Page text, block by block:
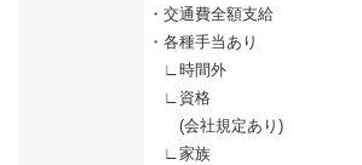
・交通費全額支給
・各種手当あり
∟時間外
∟資格
(会社規定あり)
∟家族